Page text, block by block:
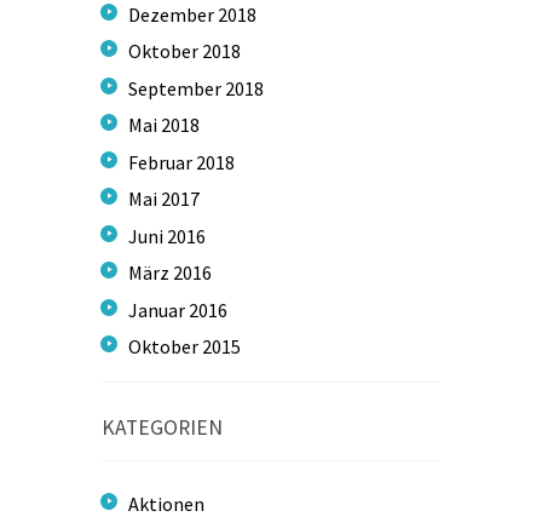
Dezember 2018
Oktober 2018
September 2018
Mai 2018
Februar 2018
Mai 2017
Juni 2016
März 2016
Januar 2016
Oktober 2015
KATEGORIEN
Aktionen